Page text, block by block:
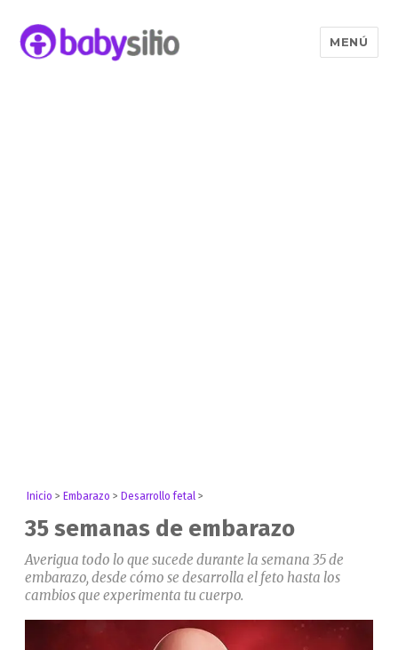
MENÚ
Inicio > Embarazo > Desarrollo fetal >
35 semanas de embarazo
Averigua todo lo que sucede durante la semana 35 de
embarazo, desde cómo se desarrolla el feto hasta los
cambios que experimenta tu cuerpo.